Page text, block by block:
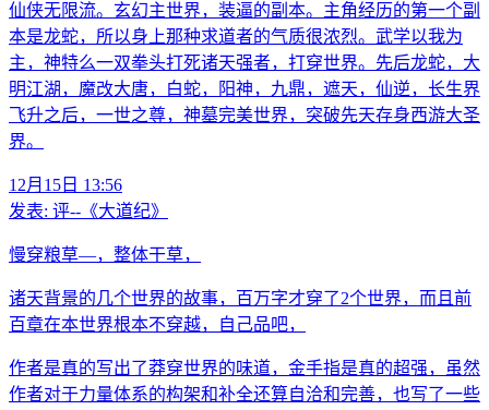
仙侠无限流。玄幻主世界，装逼的副本。主角经历的第一个副
本是龙蛇，所以身上那种求道者的气质很浓烈。武学以我为
主，神特么一双拳头打死诸天强者，打穿世界。先后龙蛇，大
明江湖，魔改大唐，白蛇，阳神，九鼎，遮天，仙逆，长生界
飞升之后，一世之尊，神墓完美世界，突破先天存身西游大圣
界。
12月15日 13:56
发表: 评--《大道纪》
慢穿粮草—，整体干草，
诸天背景的几个世界的故事，百万字才穿了2个世界，而且前
百章在本世界根本不穿越，自己品吧，
作者是真的写出了莽穿世界的味道，金手指是真的超强，虽然
作者对于力量体系的构架和补全还算自洽和完善，也写了一些